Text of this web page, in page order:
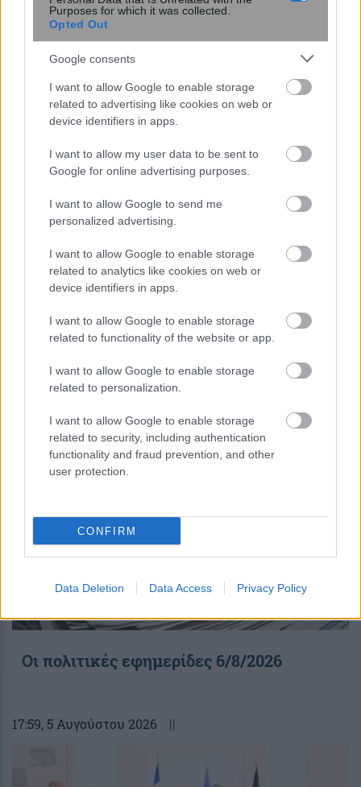
Purposes for which it was collected.
Opted Out
Google consents
I want to allow Google to enable storage
related to advertising like cookies on web or
device identifiers in apps.
I want to allow my user data to be sent to
Google for online advertising purposes.
I want to allow Google to send me
personalized advertising.
I want to allow Google to enable storage
related to analytics like cookies on web or
device identifiers in apps.
I want to allow Google to enable storage
related to functionality of the website or app.
I want to allow Google to enable storage
related to personalization.
I want to allow Google to enable storage
related to security, including authentication
functionality and fraud prevention, and other
user protection.
CONFIRM
Data Deletion Data Access Privacy Policy
Κουίζ: Πόσο καλά γνωρίζετε την
ελληνική μυθολογία; Μπορείτε να
κάνετε το 3 στα 3;
, 6 Αυγούστου 2026 ||
Οι πολιτικές εφημερίδες 6/8/2026
17:59, 5 Αυγούστου 2026 ||